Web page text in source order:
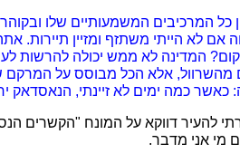
המרכיבים המשמעותיים שלו
לא הייתי משתזף ומזיין תיירות.
המדינה לא ממש יכולה להרשות
מהשרוול, אלא הכל מבוסס על
כמה ימים לא זיינתי, הנאסדאק
להעיר דווקא על המונח "הקשרים
מי אני מדבר.